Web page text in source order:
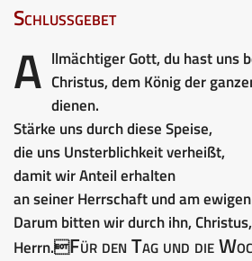
Schlussgebet
A llmächtiger Gott, du hast uns
Christus, dem König der
dienen.
Stärke uns durch diese Speise,
die uns Unsterblichkeit verheißt,
damit wir Anteil erhalten
an seiner Herrschaft und am
Darum bitten wir durch ihn,
Herrn.Für den Tag und die